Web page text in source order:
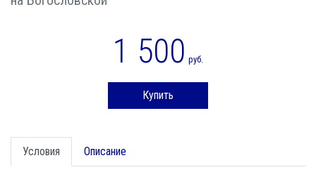
1 500 руб.
Купить
Условия Описание